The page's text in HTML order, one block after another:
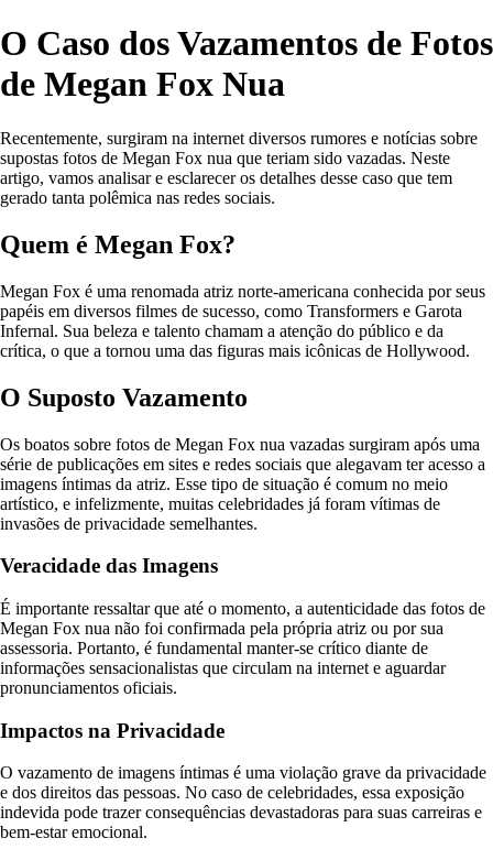
O Caso dos Vazamentos de Fotos
de Megan Fox Nua
Recentemente, surgiram na internet diversos rumores e notícias sobre
supostas fotos de Megan Fox nua que teriam sido vazadas. Neste
artigo, vamos analisar e esclarecer os detalhes desse caso que tem
gerado tanta polêmica nas redes sociais.
Quem é Megan Fox?
Megan Fox é uma renomada atriz norte-americana conhecida por seus
papéis em diversos filmes de sucesso, como Transformers e Garota
Infernal. Sua beleza e talento chamam a atenção do público e da
crítica, o que a tornou uma das figuras mais icônicas de Hollywood.
O Suposto Vazamento
Os boatos sobre fotos de Megan Fox nua vazadas surgiram após uma
série de publicações em sites e redes sociais que alegavam ter acesso a
imagens íntimas da atriz. Esse tipo de situação é comum no meio
artístico, e infelizmente, muitas celebridades já foram vítimas de
invasões de privacidade semelhantes.
Veracidade das Imagens
É importante ressaltar que até o momento, a autenticidade das fotos de
Megan Fox nua não foi confirmada pela própria atriz ou por sua
assessoria. Portanto, é fundamental manter-se crítico diante de
informações sensacionalistas que circulam na internet e aguardar
pronunciamentos oficiais.
Impactos na Privacidade
O vazamento de imagens íntimas é uma violação grave da privacidade
e dos direitos das pessoas. No caso de celebridades, essa exposição
indevida pode trazer consequências devastadoras para suas carreiras e
bem-estar emocional.